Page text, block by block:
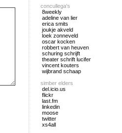
concullega's
8weekly
adeline van lier
erica smits
joukje akveld
loek zonneveld
oscar kocken
robbert van heuven
schuring schrijft
theater schrift lucifer
vincent kouters
wijbrand schaap
simber elders
del.icio.us
flickr
last.fm
linkedin
moose
twitter
xs4all